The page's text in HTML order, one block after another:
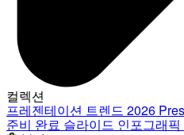
컬렉션
프레젠테이션 트렌드 2026
준비 완료 슬라이드 인포그래픽